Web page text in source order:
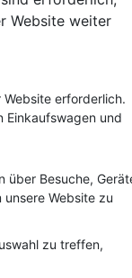
Teenager
hop
Reportage
souple
Littérature
Website weiter
erforderlich.
Einkaufswagen und
über Besuche,
Website zu
zu treffen,